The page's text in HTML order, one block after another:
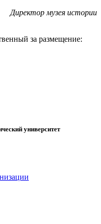
истории
за размещение:
университет